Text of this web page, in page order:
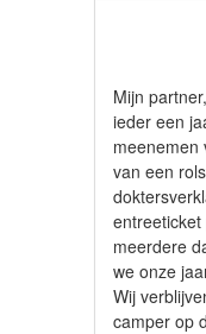
Mijn
ieder een
meenemen
van een
meerdere
we onze
Wij
camper op